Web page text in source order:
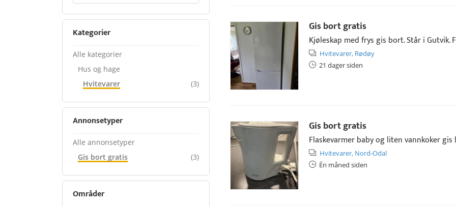
Kategorier
Alle kategorier
Hus og hage
Hvitevarer
(3)
Annonsetyper
Alle annonsetyper
Gis bort gratis
(3)
Områder
Gis bort gratis
Kjøleskap med frys gis bort. Står i
Hvitevarer, Rødøy
21 dager siden
Gis bort gratis
Flaskevarmer baby og liten vannkoker
Hvitevarer, Nord-Odal
Én måned siden